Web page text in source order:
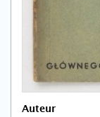
Auteur